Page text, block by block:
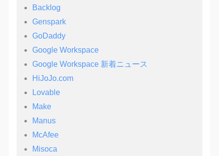
Backlog
Genspark
GoDaddy
Google Workspace
Google Workspace 新着ニュース
HiJoJo.com
Lovable
Make
Manus
McAfee
Misoca